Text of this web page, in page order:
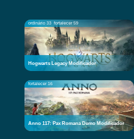
ordinário 33 fortalecer 59
Hogwarts Legacy Modificador
fortalecer 16
Anno 117: Pax Romana Demo Modificador